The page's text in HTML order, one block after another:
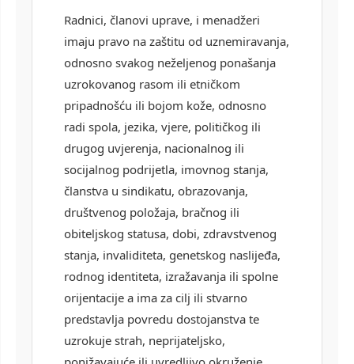
Radnici, članovi uprave, i menadžeri
imaju pravo na zaštitu od uznemiravanja,
odnosno svakog neželjenog ponašanja
uzrokovanog rasom ili etničkom
pripadnošću ili bojom kože, odnosno
radi spola, jezika, vjere, političkog ili
drugog uvjerenja, nacionalnog ili
socijalnog podrijetla, imovnog stanja,
članstva u sindikatu, obrazovanja,
društvenog položaja, bračnog ili
obiteljskog statusa, dobi, zdravstvenog
stanja, invaliditeta, genetskog naslijeđa,
rodnog identiteta, izražavanja ili spolne
orijentacije a ima za cilj ili stvarno
predstavlja povredu dostojanstva te
uzrokuje strah, neprijateljsko,